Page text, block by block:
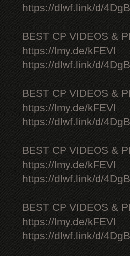
https://dlwf.link/d/4DgB
BEST CP VIDEOS &
https://lmy.de/kFEVl
https://dlwf.link/d/4DgB
BEST CP VIDEOS &
https://lmy.de/kFEVl
https://dlwf.link/d/4DgB
BEST CP VIDEOS &
https://lmy.de/kFEVl
https://dlwf.link/d/4DgB
BEST CP VIDEOS &
https://lmy.de/kFEVl
https://dlwf.link/d/4DgB